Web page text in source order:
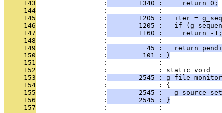
     143
                 :
        1340 :     return 0;
     144
                 :             :
     145
                 :
1205 :   iter =
     146
                 :
1205 :   if
     147
                 :
        1160 :     return -1;
     148
                 :             :
     149
                 :
45 :   return
     150
                 :
         101 : }
     151
                 :             :
     152
                 :             : static void
     153
                 :
2545 :
     154
                 :             : {
     155
                 :
2545 :
     156
                 :
        2545 : }
     157
                 :             :